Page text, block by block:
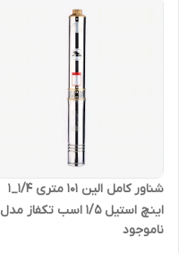
شناور کامل الین 101 متری 1/4_1
اینچ استیل 1/5 اسب تکفاز مدل
4SDM-4/14
ناموجود